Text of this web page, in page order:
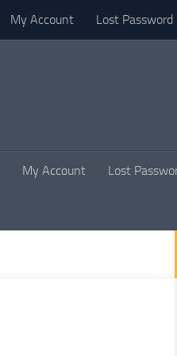
My Account Lost Password
My Account Lost